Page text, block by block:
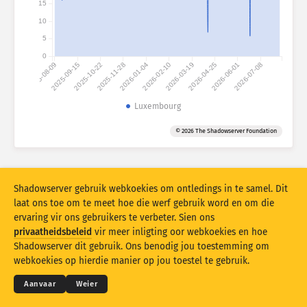
Aanvalstatistieke: Toestelle
Lande
Datastel
Merker
Stacking Gestapel Oorvleueling
Dateer op Stel terug
Laai as PNG af
2025-08-092025-09-152025-10-222025-11-282026-01-042026-02-102026-03-192026-04-252026-06-012026-07-08
0
5
10
15
Luxembourg
© 2026 The Shadowserver Foundation
© 2026THE SHADOWSERVER FOUNDATION
Privaatheid en bepalings
Kontak ons Krediete
Shadowserver gebruik webkoekies om ontledings in te samel. Dit
laat ons toe om te meet hoe die werf gebruik word en om die
ervaring vir ons gebruikers te verbeter. Sien ons
privaatheidsbeleid vir meer inligting oor webkoekies en hoe
Shadowserver dit gebruik. Ons benodig jou toestemming om
webkoekies op hierdie manier op jou toestel te gebruik.
Aanvaar Weier